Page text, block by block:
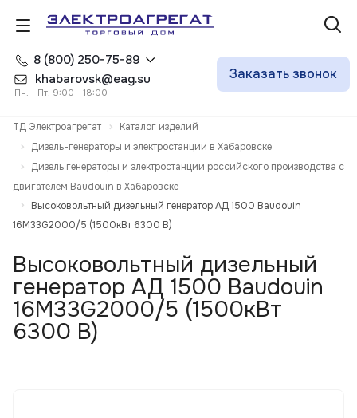
8 (800) 250-75-89
khabarovsk@eag.su
Пн. - Пт. 9:00 - 18:00
Заказать звонок
ТД Электроагрегат
Каталог изделий
Дизель-генераторы и электростанции в Хабаровске
Дизель генераторы и электростанции российского производства с
двигателем Baudouin в Хабаровске
Высоковольтный дизельный генератор АД 1500 Baudouin
16M33G2000/5 (1500кВт 6300 В)
Высоковольтный дизельный
генератор АД 1500 Baudouin
16M33G2000/5 (1500кВт
6300 В)